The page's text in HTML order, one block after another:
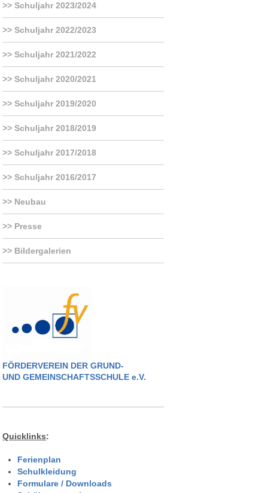
Schuljahr 2023/2024
Schuljahr 2022/2023
Schuljahr 2021/2022
Schuljahr 2020/2021
Schuljahr 2019/2020
Schuljahr 2018/2019
Schuljahr 2017/2018
Schuljahr 2016/2017
Neubau
Presse
Bildergalerien
FÖRDERVEREIN DER GRUND-
UND GEMEINSCHAFTSSCHULE e.V.
Quicklinks:
Ferienplan
Schulkleidung
Formulare / Downloads